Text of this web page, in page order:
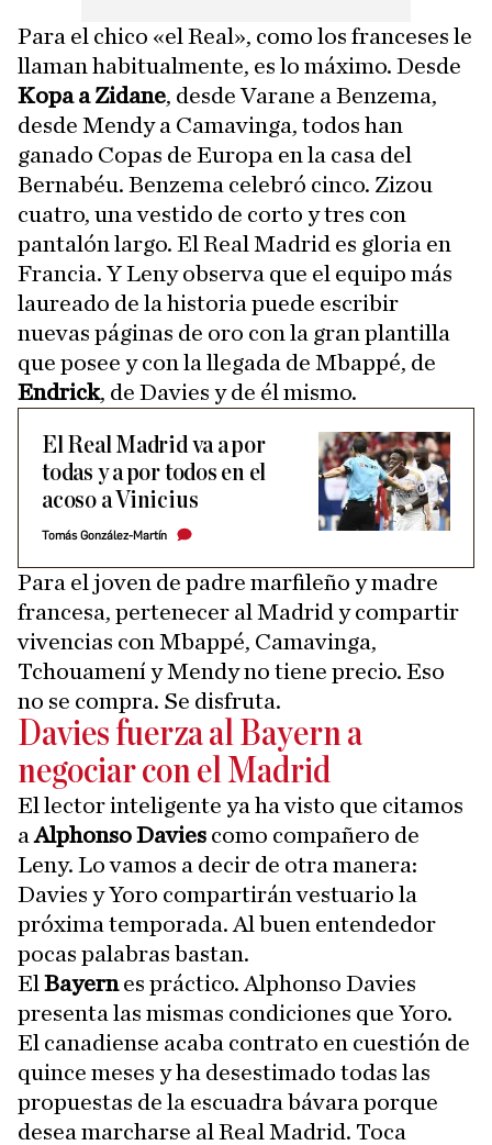
Para el chico «el Real», como los franceses le
llaman habitualmente, es lo máximo. Desde
Kopa a Zidane, desde Varane a Benzema,
desde Mendy a Camavinga, todos han
ganado Copas de Europa en la casa del
Bernabéu. Benzema celebró cinco. Zizou
cuatro, una vestido de corto y tres con
pantalón largo. El Real Madrid es gloria en
Francia. Y Leny observa que el equipo más
laureado de la historia puede escribir
nuevas páginas de oro con la gran plantilla
que posee y con la llegada de Mbappé, de
Endrick, de Davies y de él mismo.
El Real Madrid va a por
todas y a por todos en el
acoso a Vinicius
Tomás González-Martín
Para el joven de padre marfileño y madre
francesa, pertenecer al Madrid y compartir
vivencias con Mbappé, Camavinga,
Tchouamení y Mendy no tiene precio. Eso
no se compra. Se disfruta.
Davies fuerza al Bayern a
negociar con el Madrid
El lector inteligente ya ha visto que citamos
aAlphonso Davies como compañero de
Leny. Lo vamos a decir de otra manera:
Davies y Yoro compartirán vestuario la
próxima temporada. Al buen entendedor
pocas palabras bastan.
El Bayernes práctico. Alphonso Davies
presenta las mismas condiciones que Yoro.
El canadiense acaba contrato en cuestión de
quince meses y ha desestimado todas las
propuestas de la escuadra bávara porque
desea marcharse al Real Madrid. Toca